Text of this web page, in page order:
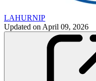
LAHURNIP
Updated on April 09, 2026